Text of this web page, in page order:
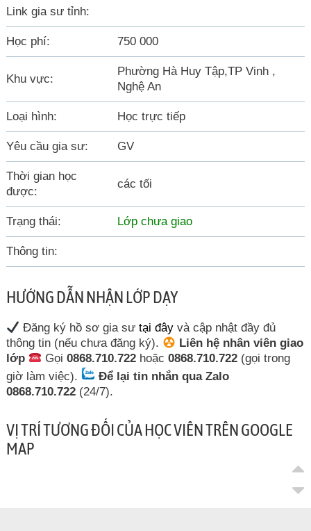
Link gia sư tỉnh:
Học phí: 750 000
Khu vực:
Phường Hà Huy Tập,TP Vinh ,
Nghệ An
Loại hình: Học trực tiếp
Yêu cầu gia sư: GV
Thời gian học
được:
các tối
Trạng thái: Lớp chưa giao
Thông tin:
HƯỚNG DẪN NHẬN LỚP DẠY
Đăng ký hồ sơ gia sưtại đây và cập nhật đầy đủ
thông tin (nếu chưa đăng ký).
Liên hệ nhân viên giao
lớp
Gọi0868.710.722 hoặc0868.710.722 (gọi trong
giờ làm việc).
Để lại tin nhắn qua Zalo
0868.710.722(24/7).
VỊ TRÍ TƯƠNG ĐỐI CỦA HỌC VIÊN TRÊN GOOGLE
MAP